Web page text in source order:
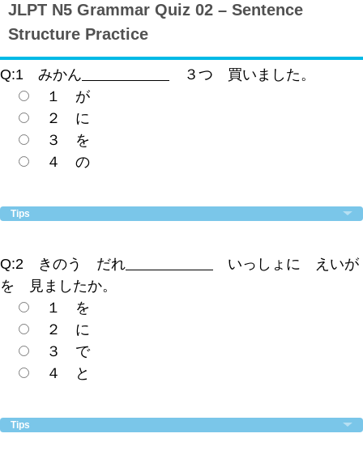
JLPT N5 Grammar Quiz 02 – Sentence
Structure Practice
Q:1 みかん
３つ 買いました。
１ が
２ に
３ を
４ の
Tips
Q:2 きのう だれ
いっしょに えいが
を 見ましたか。
１ を
２ に
３ で
４ と
Tips